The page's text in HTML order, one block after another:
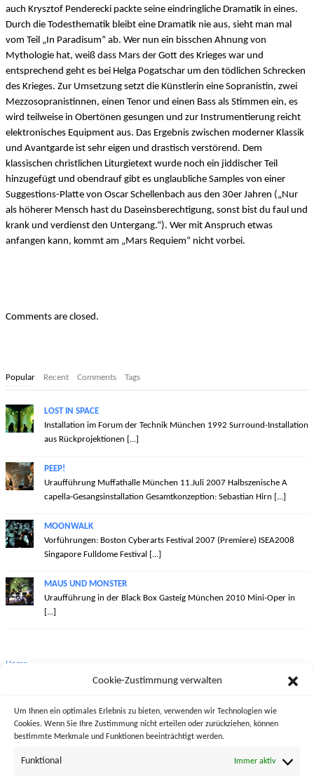
Cookie-Zustimmung verwalten
Um Ihnen ein optimales Erlebnis zu bieten, verwenden wir Technologien wie
Cookies. Wenn Sie Ihre Zustimmung nicht erteilen oder zurückziehen, können
bestimmte Merkmale und Funktionen beeinträchtigt werden.
Funktional Immer aktiv
auch Krysztof Penderecki packte seine eindringliche Dramatik in eines.
Durch die Todesthematik bleibt eine Dramatik nie aus, sieht man mal
vom Teil „In Paradisum“ ab. Wer nun ein bisschen Ahnung von
Mythologie hat, weiß dass Mars der Gott des Krieges war und
entsprechend geht es bei Helga Pogatschar um den tödlichen Schrecken
des Krieges. Zur Umsetzung setzt die Künstlerin eine Sopranistin, zwei
Mezzosopranistinnen, einen Tenor und einen Bass als Stimmen ein, es
wird teilweise in Obertönen gesungen und zur Instrumentierung reicht
elektronisches Equipment aus. Das Ergebnis zwischen moderner Klassik
und Avantgarde ist sehr eigen und drastisch verstörend. Dem
klassischen christlichen Liturgietext wurde noch ein jiddischer Teil
hinzugefügt und obendrauf gibt es unglaubliche Samples von einer
Suggestions-Platte von Oscar Schellenbach aus den 30er Jahren („Nur
als höherer Mensch hast du Daseinsberechtigung, sonst bist du faul und
krank und verdienst den Untergang.“). Wer mit Anspruch etwas
anfangen kann, kommt am „Mars Requiem“ nicht vorbei.
Comments are closed.
Popular Recent Comments Tags
LOST IN SPACE
Installation im Forum der Technik München 1992 Surround-Installation
aus Rückprojektionen [...]
PEEP!
Uraufführung Muffathalle München 11.Juli 2007 Halbszenische A
capella-Gesangsinstallation Gesamtkonzeption: Sebastian Hirn [...]
MOONWALK
Vorführungen: Boston Cyberarts Festival 2007 (Premiere) ISEA2008
Singapore Fulldome Festival [...]
MAUS UND MONSTER
Uraufführung in der Black Box Gasteig München 2010 Mini-Oper in
[...]
Home
Werkauswahl